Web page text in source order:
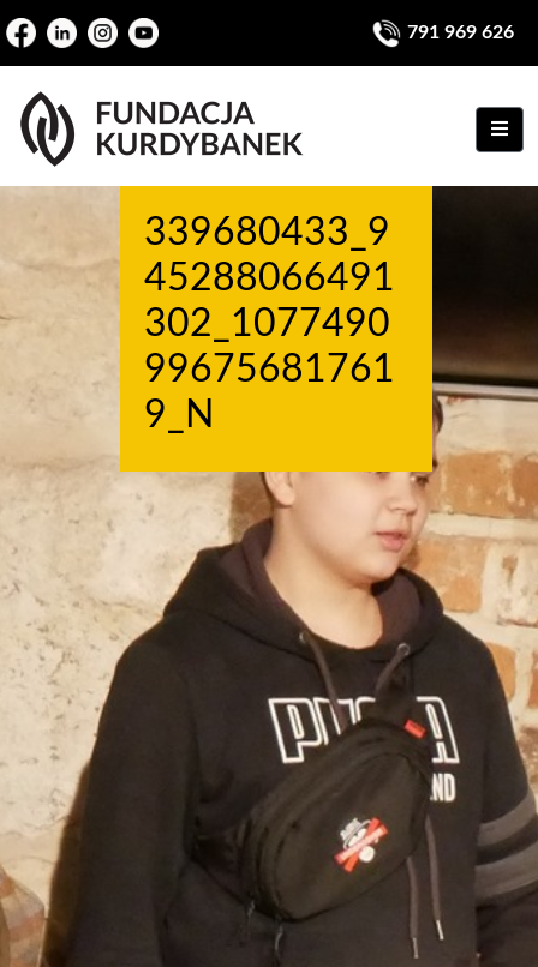
791 969 626
339680433_9
45288066491
302_1077490
99675681761
9_N